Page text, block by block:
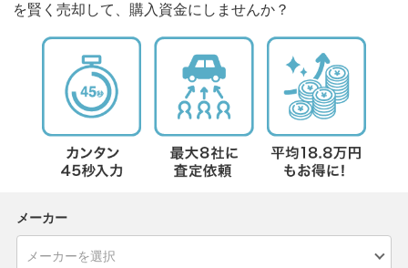
を賢く売却して、購入資金にしませんか？
メーカー